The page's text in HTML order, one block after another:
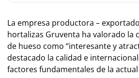
La empresa productora –
hortalizas Gruventa ha valorado la
de hueso como “interesante y
destacado la calidad e
factores fundamentales de la